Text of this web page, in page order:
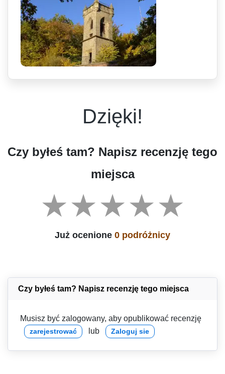
Dzięki!
Czy byłeś tam? Napisz recenzję tego
miejsca
Już ocenione 0 podróżnicy
Czy byłeś tam? Napisz recenzję tego miejsca
Musisz być zalogowany, aby opublikować recenzję
zarejestrować lub Zaloguj sie